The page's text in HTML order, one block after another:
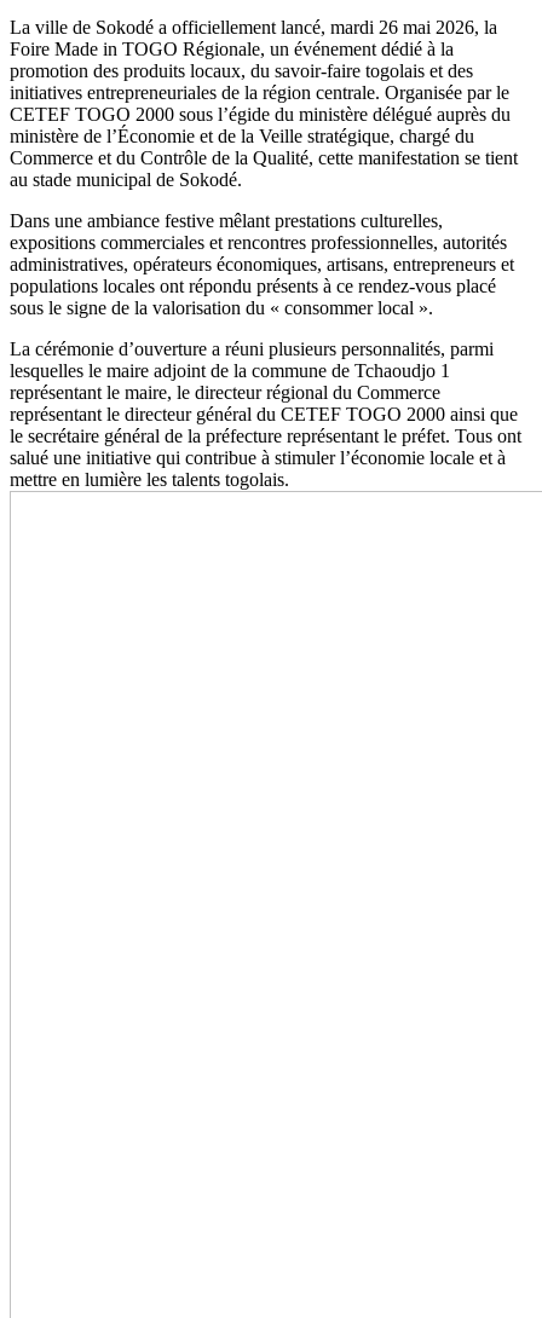
La ville de Sokodé a officiellement lancé, mardi 26 mai 2026, la
Foire Made in TOGO Régionale, un événement dédié à la
promotion des produits locaux, du savoir-faire togolais et des
initiatives entrepreneuriales de la région centrale. Organisée par le
CETEF TOGO 2000 sous l’égide du ministère délégué auprès du
ministère de l’Économie et de la Veille stratégique, chargé du
Commerce et du Contrôle de la Qualité, cette manifestation se tient
au stade municipal de Sokodé.
Dans une ambiance festive mêlant prestations culturelles,
expositions commerciales et rencontres professionnelles, autorités
administratives, opérateurs économiques, artisans, entrepreneurs et
populations locales ont répondu présents à ce rendez-vous placé
sous le signe de la valorisation du « consommer local ».
La cérémonie d’ouverture a réuni plusieurs personnalités, parmi
lesquelles le maire adjoint de la commune de Tchaoudjo 1
représentant le maire, le directeur régional du Commerce
représentant le directeur général du CETEF TOGO 2000 ainsi que
le secrétaire général de la préfecture représentant le préfet. Tous ont
salué une initiative qui contribue à stimuler l’économie locale et à
mettre en lumière les talents togolais.